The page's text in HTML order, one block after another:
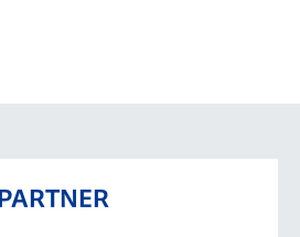
PARTNER